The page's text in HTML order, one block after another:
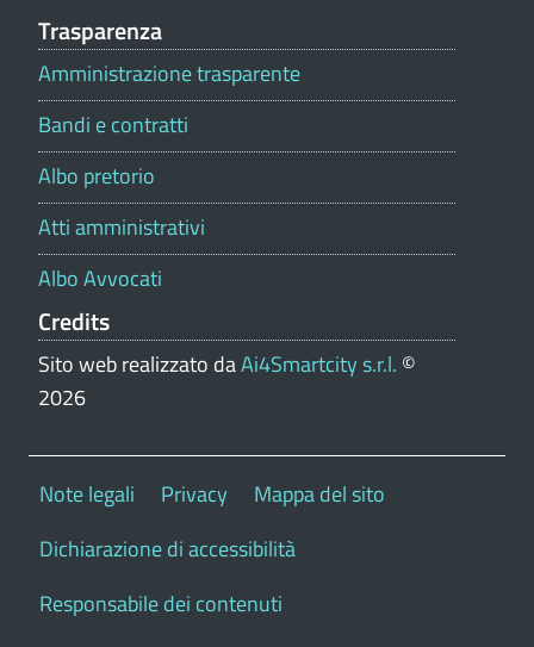
Trasparenza
Amministrazione trasparente
Bandi e contratti
Albo pretorio
Atti amministrativi
Albo Avvocati
Credits
Sito web realizzato daAi4Smartcity s.r.l. ©
2026
Note legali Privacy
Mappa del sito
Dichiarazione di accessibilità
Responsabile dei contenuti